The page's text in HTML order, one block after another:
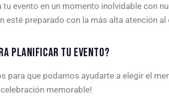
tu evento en un momento inolvidable con
esté preparado con la más alta atención al
PLANIFICAR TU EVENTO?
para que podamos ayudarte a elegir el
memorable!